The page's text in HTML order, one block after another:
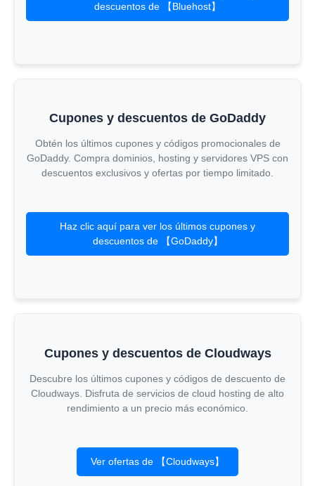
descuentos de 【Bluehost】
Cupones y descuentos de GoDaddy
Obtén los últimos cupones y códigos promocionales de
GoDaddy. Compra dominios, hosting y servidores VPS con
descuentos exclusivos y ofertas por tiempo limitado.
Haz clic aquí para ver los últimos cupones y
descuentos de 【GoDaddy】
Cupones y descuentos de Cloudways
Descubre los últimos cupones y códigos de descuento de
Cloudways. Disfruta de servicios de cloud hosting de alto
rendimiento a un precio más económico.
Ver ofertas de 【Cloudways】